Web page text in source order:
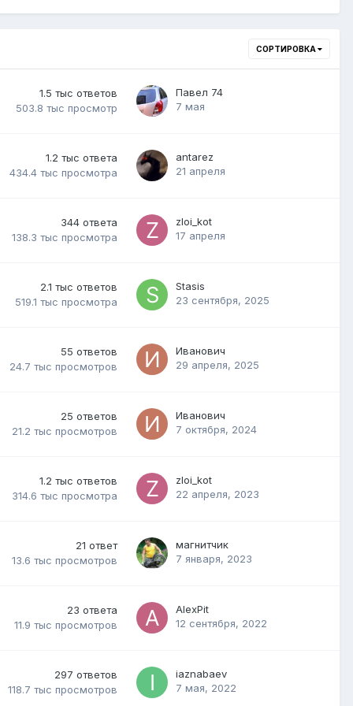
СОРТИРОВКА
1.5 тыс ответов
503.8 тыс просмотр
Павел 74
7 мая
1.2 тыс ответа
434.4 тыс просмотра
antarez
21 апреля
344 ответа
138.3 тыс просмотра
zloi_kot
17 апреля
2.1 тыс ответов
519.1 тыс просмотра
Stasis
23 сентября, 2025
55 ответов
24.7 тыс просмотров
Иванович
29 апреля, 2025
25 ответов
21.2 тыс просмотров
Иванович
7 октября, 2024
1.2 тыс ответов
314.6 тыс просмотра
zloi_kot
22 апреля, 2023
21 ответ
13.6 тыс просмотров
магнитчик
7 января, 2023
23 ответа
11.9 тыс просмотров
AlexPit
12 сентября, 2022
297 ответов
118.7 тыс просмотров
iaznabaev
7 мая, 2022